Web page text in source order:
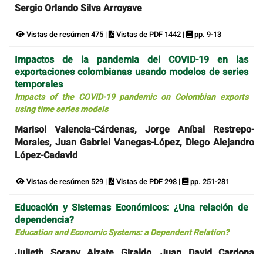
Sergio Orlando Silva Arroyave
Vistas de resúmen 475 | Vistas de PDF 1442 | pp. 9-13
Impactos de la pandemia del COVID-19 en las
exportaciones colombianas usando modelos de series
temporales
Impacts of the COVID-19 pandemic on Colombian exports
using time series models
Marisol Valencia-Cárdenas, Jorge Aníbal Restrepo-
Morales, Juan Gabriel Vanegas-López, Diego Alejandro
López-Cadavid
Vistas de resúmen 529 | Vistas de PDF 298 | pp. 251-281
Educación y Sistemas Económicos: ¿Una relación de
dependencia?
Education and Economic Systems: a Dependent Relation?